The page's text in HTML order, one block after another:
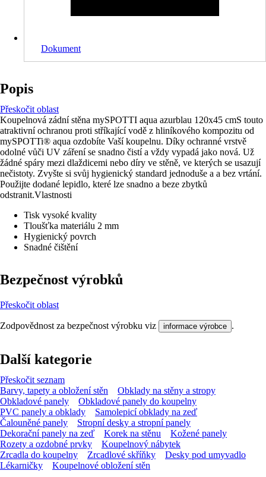
Dokument
Popis
Přeskočit oblast
Koupelnová zádní stěna mySPOTTI aqua azurblau 120x45 cmS touto
atraktivní ochranou proti stříkající vodě z hliníkového kompozitu od
mySPOTTi® aqua ozdobíte Vaší koupelnu. Díky ochranné vrstvě
odolné vůči UV záření se snadno čistí a vždy vypadá jako nová. Už
žádné spáry mezi dlaždicemi nebo díry ve stěně, ve kterých se usazují
nečistoty. Zvyšte si svůj hygienický standard jednoduše a a bez vrtání.
Použijte dodané lepidlo, které lze snadno a beze zbytků
odstranit.Vlastnosti
Tisk vysoké kvality
Tloušťka materiálu 2 mm
Hygienický povrch
Snadné čištění
Bezpečnost výrobků
Přeskočit oblast
Zodpovědnost za bezpečnost výrobku viz informace výrobce .
Další kategorie
Přeskočit seznam
Barvy, tapety a obložení stěn
Obklady na stěny a stropy
Obkladové panely
Obkladové panely do koupelny
PVC panely a obklady
Samolepicí obklady na zeď
Čalouněné panely
Stropní desky a stropní panely
Dekorační panely na zeď
Korek na stěnu
Kožené panely
Rozety a ozdobné prvky
Koupelnový nábytek
Zrcadla do koupelny
Zrcadlové skříňky
Desky pod umyvadlo
Lékarničky
Koupelnové obložení stěn